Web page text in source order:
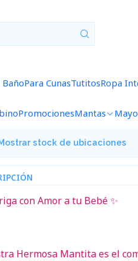
Para CunasTutitosRopa
PromocionesMantas
stock de ubicaciones
con Amor a tu Bebé ✨
Hermosa Mantita es el